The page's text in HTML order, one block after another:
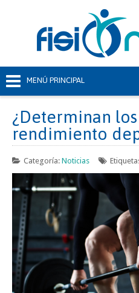
¿Determinan
rendimiento
Categoría: Noticias